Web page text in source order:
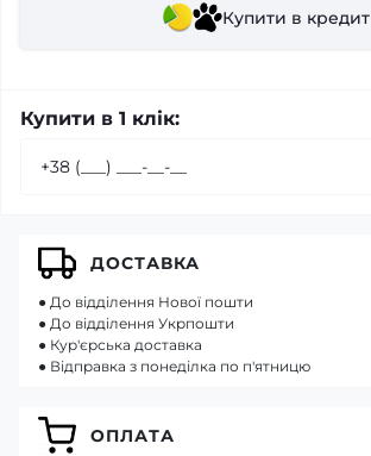
Купити в кредит
Купити в 1 клік:
ДОСТАВКА
● До відділення Нової пошти
● До відділення Укрпошти
● Кур'єрська доставка
● Відправка з понеділка по п'ятницю
ОПЛАТА